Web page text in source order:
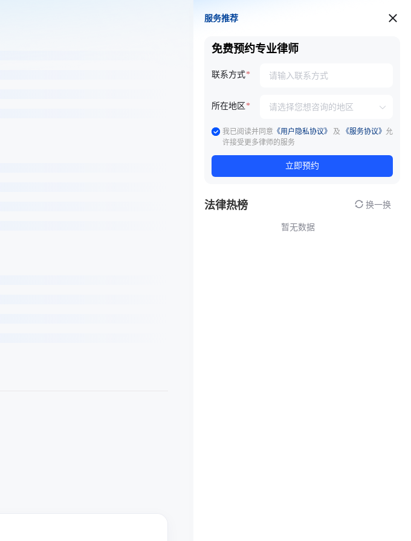
服务推荐
服务推荐
免费预约专业律师
联系方式
所在地区
我已阅读并同意 《用户隐私协议》 及 《服务协议》 允
许接受更多律师的服务
立即预约
法律热榜 换一换
暂无数据